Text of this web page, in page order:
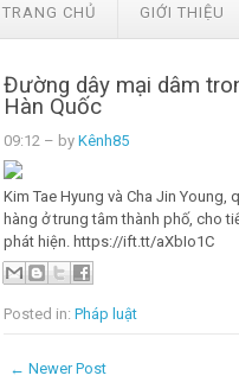
TRANG CHỦ GIỚI THIỆU
Đường dây mại dâm
Hàn Quốc
09:12 – by Kênh85
Kim Tae Hyung và Cha Jin Young,
hàng ở trung tâm thành phố, cho
phát hiện. https://ift.tt/aXbIo1C
Posted in: Pháp luật
← Newer Post